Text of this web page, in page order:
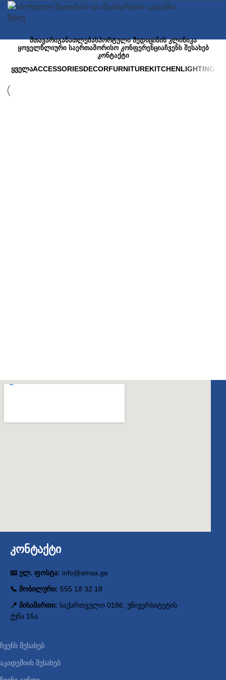
მენიუ
ᲛᲗᲐᲕᲐᲠᲘᲒᲐᲜᲐᲗᲚᲔᲑᲐᲡᲞᲝᲠᲢᲣᲚᲘ ᲛᲔᲓᲘᲪᲘᲜᲘᲡ ᲙᲚᲘᲜᲘᲙᲐ
ᲧᲝᲕᲔᲚᲬᲚᲘᲣᲠᲘ ᲡᲐᲔᲠᲗᲐᲨᲝᲠᲘᲡᲝ ᲙᲝᲜᲤᲔᲠᲔᲜᲪᲘᲐᲩᲕᲔᲜᲡ ᲨᲔᲡᲐᲮᲔᲑ
ᲙᲝᲜᲢᲐᲥᲢᲘ
ᲧᲕᲔᲚᲐACCESSORIESDECORFURNITUREKITCHENLIGHTING
კონტაქტი
📧 ელ. ფოსტა: info@smsa.ge
📞 მობილური: 555 18 32 18
📍 მისამართი: საქართველო 0186, უნივერსიტეტის
ქუჩა 15ა
ჩვენს შესახებ
აკადემიის შესახებ